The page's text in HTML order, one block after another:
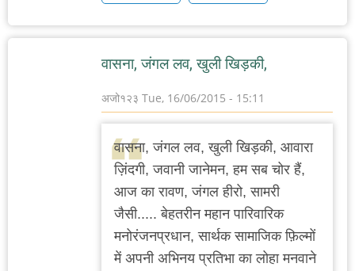
वासना, जंगल लव, खुली खिड़की,
अजो१२३ Tue, 16/06/2015 - 15:11
वासना, जंगल लव, खुली खिड़की, आवारा
ज़िंदगी, जवानी जानेमन, हम सब चोर हैं,
आज का रावण, जंगल हीरो, सामरी
जैसी..... बेहतरीन महान पारिवारिक
मनोरंजनप्रधान, सार्थक सामाजिक फ़िल्मों
में अपनी अभिनय प्रतिभा का लोहा मनवाने